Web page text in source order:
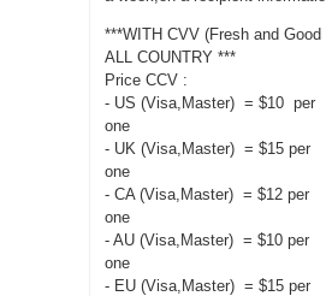
***WITH CVV (Fresh and Good
ALL COUNTRY ***
Price CCV :
- US (Visa,Master) = $10 per
one
- UK (Visa,Master) = $15 per
one
- CA (Visa,Master) = $12 per
one
- AU (Visa,Master) = $10 per
one
- EU (Visa,Master) = $15 per